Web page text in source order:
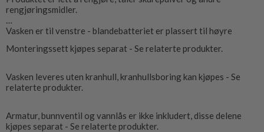
rengjøringsmidler.
Vasken er til venstre - blandebatteriet er plassert til høyre
Monteringssett kjøpes separat - Se relaterte produkter.
Vasken leveres uten kranhull, kranhullsboring kan kjøpes - Se
relaterte produkter.
Armatur, bunnventil og vannlås er ikke inkludert, disse delene
kjøpes separat - Se relaterte produkter.